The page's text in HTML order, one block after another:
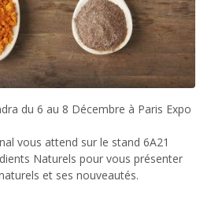
du 6 au 8 Décembre à Paris Expo
vous attend sur le stand 6A21
Naturels pour vous présenter
et ses nouveautés.